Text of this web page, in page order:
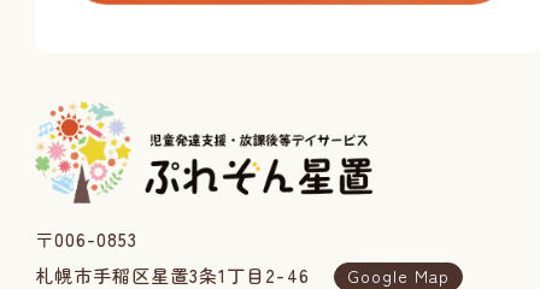
〒006-0853
札幌市手稲区星置3条1丁目2-46
Google Map